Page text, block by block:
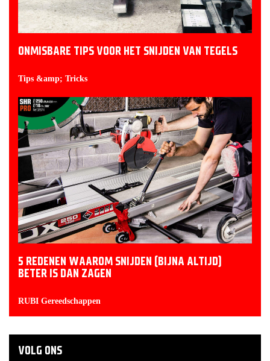
ONMISBARE TIPS VOOR HET SNIJDEN VAN TEGELS
Tips &amp; Tricks
5 REDENEN WAAROM SNIJDEN (BIJNA ALTIJD)
BETER IS DAN ZAGEN
RUBI Gereedschappen
VOLG ONS